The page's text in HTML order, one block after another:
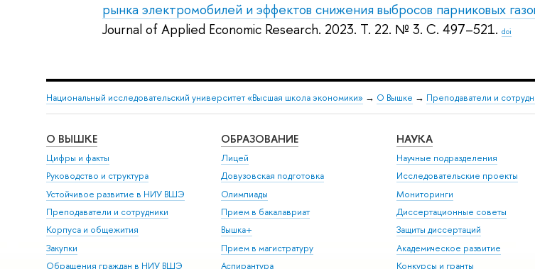
рынка электромобилей и эффектов снижения выбросов парниковых
Journal of Applied Economic Research. 2023. Т. 22. № 3. С. 497–521. doi
Национальный исследовательский университет «Высшая школа экономики» → О Вышке → Преподаватели и
О ВЫШКЕ
Цифры и факты
Руководство и структура
Устойчивое развитие в НИУ ВШЭ
Преподаватели и сотрудники
Корпуса и общежития
Закупки
Обращения граждан в НИУ ВШЭ
ОБРАЗОВАНИЕ
Лицей
Довузовская подготовка
Олимпиады
Прием в бакалавриат
Вышка+
Прием в магистратуру
Аспирантура
НАУКА
Научные подразделения
Исследовательские проекты
Мониторинги
Диссертационные советы
Защиты диссертаций
Академическое развитие
Конкурсы и гранты